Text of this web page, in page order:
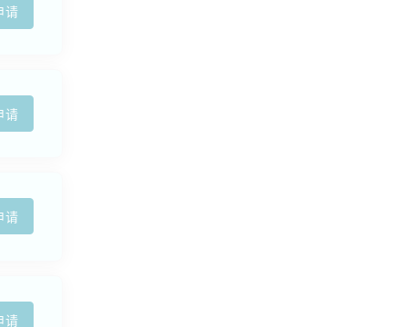
请
请
请
请